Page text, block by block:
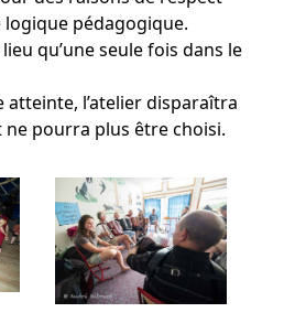
logique pédagogique.
lieu qu’une seule fois dans le
atteinte, l’atelier disparaîtra
pourra plus être choisi.